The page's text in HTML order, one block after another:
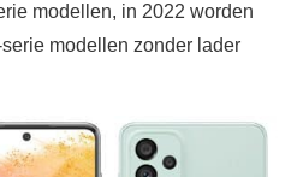
modellen, in 2022 worden
modellen zonder lader